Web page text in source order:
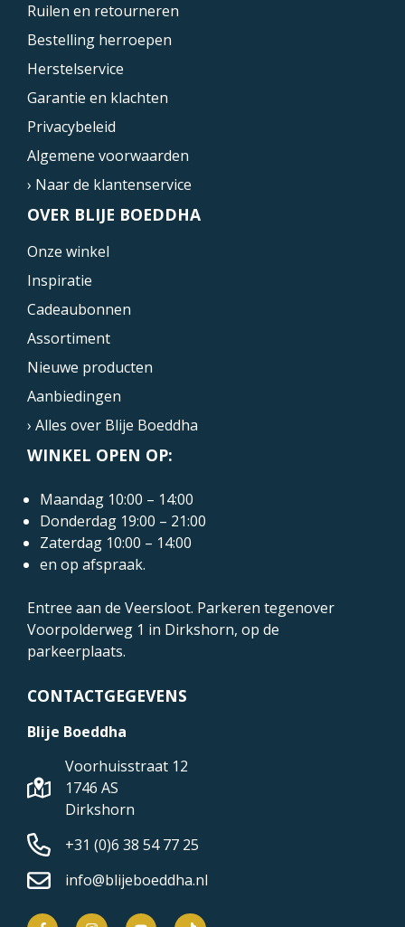
Ruilen en retourneren
Bestelling herroepen
Herstelservice
Garantie en klachten
Privacybeleid
Algemene voorwaarden
› Naar de klantenservice
OVER BLIJE BOEDDHA
Onze winkel
Inspiratie
Cadeaubonnen
Assortiment
Nieuwe producten
Aanbiedingen
› Alles over Blije Boeddha
WINKEL OPEN OP:
Maandag 10:00 – 14:00
Donderdag 19:00 – 21:00
Zaterdag 10:00 – 14:00
en op afspraak.
Entree aan de Veersloot. Parkeren tegenover
Voorpolderweg 1 in Dirkshorn, op de
parkeerplaats.
CONTACTGEGEVENS
Blije Boeddha
Voorhuisstraat 12
1746 AS
Dirkshorn
+31 (0)6 38 54 77 25
info@blijeboeddha.nl